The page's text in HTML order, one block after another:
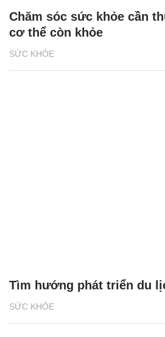
SỨC KHỎE
Chăm sóc sức khỏe cần
cơ thể còn khỏe
SỨC KHỎE
Tìm hướng phát triển du